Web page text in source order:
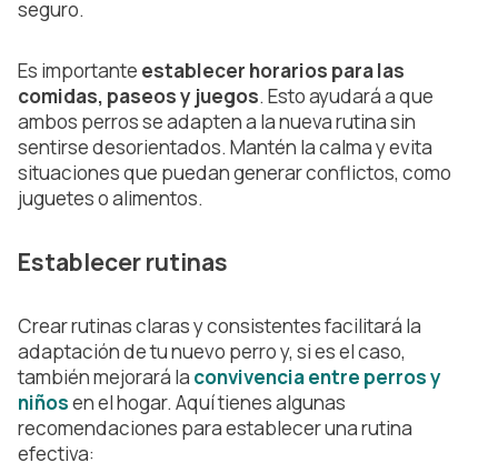
seguro.
Es importante establecer horarios para las
comidas, paseos y juegos. Esto ayudará a que
ambos perros se adapten a la nueva rutina sin
sentirse desorientados. Mantén la calma y evita
situaciones que puedan generar conflictos, como
juguetes o alimentos.
Establecer rutinas
Crear rutinas claras y consistentes facilitará la
adaptación de tu nuevo perro y, si es el caso,
también mejorará la convivencia entre perros y
niñosen el hogar. Aquí tienes algunas
recomendaciones para establecer una rutina
efectiva: